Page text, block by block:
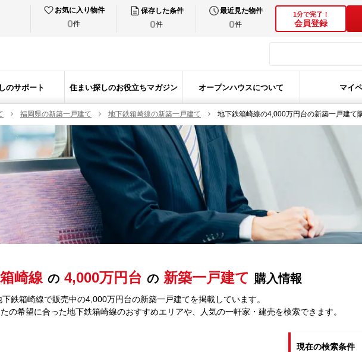
お気に入り物件
0件
保存した条件
0件
最近見た物件
0件
1分で完了！
会員登録
のサポート 住まい探しのお役立ちマガジン オープンハウスについて マイ
福岡県の新築一戸建て 地下鉄箱崎線の新築一戸建て 地下鉄箱崎線の4,000万円台の新築一戸建て
崎線 の 4,000万円台 の 新築一戸建て 購入情報
下鉄箱崎線で販売中の4,000万円台の新築一戸建てを掲載しています。
の希望に合った地下鉄箱崎線のおすすめエリアや、人気の一軒家・建売を検索できます。
現在の検索条件